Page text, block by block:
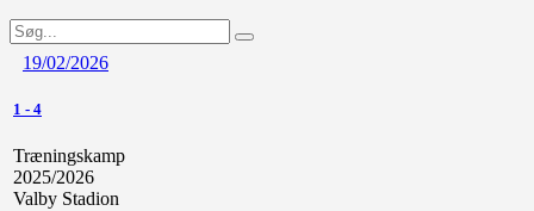
19/02/2026
1 - 4
Træningskamp
2025/2026
Valby Stadion